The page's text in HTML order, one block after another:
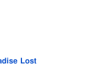
Lost